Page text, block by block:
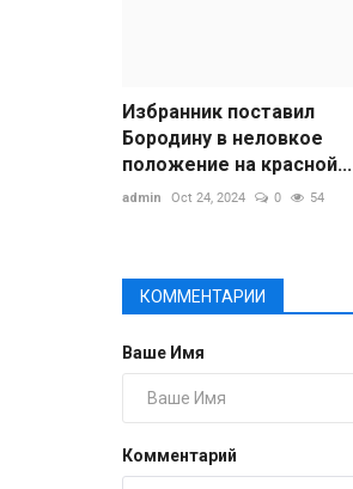
Избранник поставил
Бородину в неловкое
положение на красной...
admin Oct 24, 2024 0 54
КОММЕНТАРИИ
Ваше Имя
Комментарий